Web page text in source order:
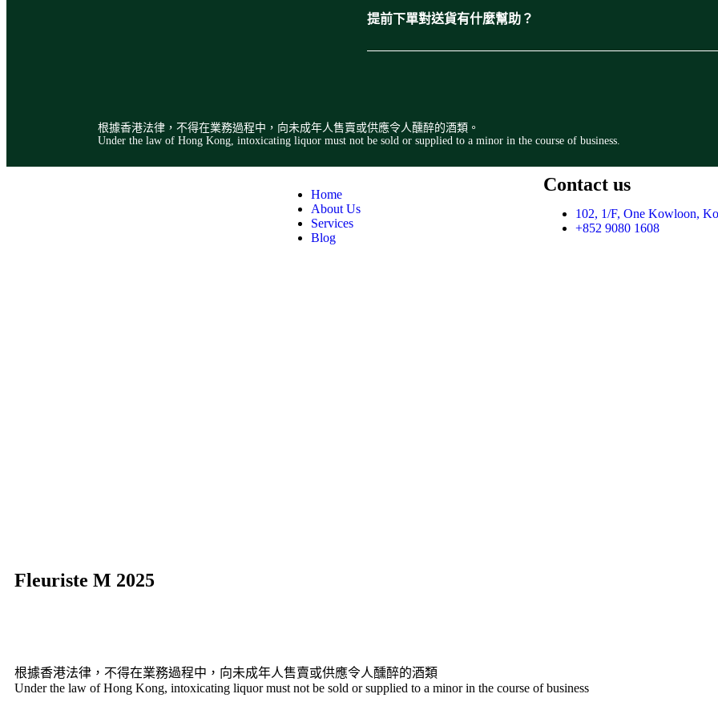
提前下單對送貨有什麼幫助？
根據香港法律，不得在業務過程中，向未成年人售賣或供應令人醺醉的酒類。
Under the law of Hong Kong, intoxicating liquor must not be sold or supplied to a minor in the course of business.
Home
About Us
Services
Blog
Contact us
102, 1/F, One Kowloon,
+852 9080 1608
Fleuriste M 2025
根據香港法律，不得在業務過程中，向未成年人售賣或供應令人醺醉的酒類
Under the law of Hong Kong, intoxicating liquor must not be sold or supplied to a minor in the course of business